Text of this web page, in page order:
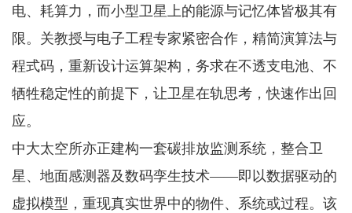
电、耗算力，而小型卫星上的能源与记忆体皆极其有
限。关教授与电子工程专家紧密合作，精简演算法与
程式码，重新设计运算架构，务求在不透支电池、不
牺牲稳定性的前提下，让卫星在轨思考，快速作出回
应。
中大太空所亦正建构一套碳排放监测系统，整合卫
星、地面感测器及数码孪生技术——即以数据驱动的
虚拟模型，重现真实世界中的物件、系统或过程。该